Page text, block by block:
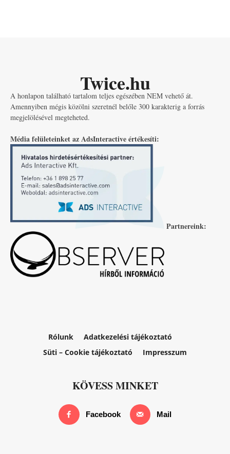
Twice.hu
A honlapon található tartalom teljes egészében NEM vehető át.
Amennyiben mégis közölni szeretnél belőle 300 karakterig a forrás
megjelölésével megteheted.
Média felületeinket az AdsInteractive értékesíti:
Partnereink:
Rólunk
Adatkezelési tájékoztató
Süti – Cookie tájékoztató
Impresszum
KÖVESS MINKET
Facebook Mail